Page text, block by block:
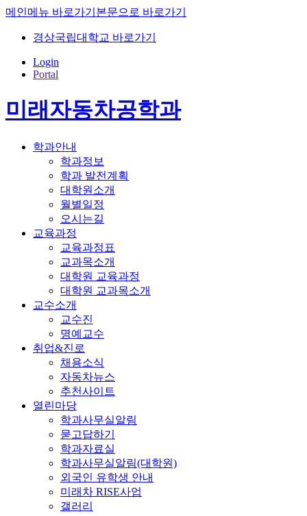
메인메뉴 바로가기 본문으로 바로가기
경상국립대학교 바로가기
Login
Portal
미래자동차공학과
학과안내
학과정보
학과 발전계획
대학원소개
월별일정
오시는길
교육과정
교육과정표
교과목소개
대학원 교육과정
대학원 교과목소개
교수소개
교수진
명예교수
취업&진로
채용소식
자동차뉴스
추천사이트
열린마당
학과사무실알림
묻고답하기
학과자료실
학과사무실알림(대학원)
외국인 유학생 안내
미래차 RISE사업
갤러리